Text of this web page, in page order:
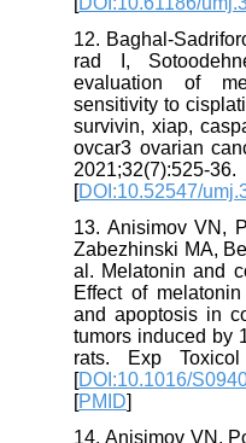
12. Baghal-
rad I,
evaluation of
sensitivity to
survivin, xiap,
ovcar3 ovarian
2021;32(7):525-36.
[DOI:10.52547/
13. Anisimov VN,
Zabezhinski MA,
al. Melatonin and
Effect of
and apoptosis in
tumors induced
rats. Exp
[DOI:10.1016/
[PMID
14. Anisimov VN,